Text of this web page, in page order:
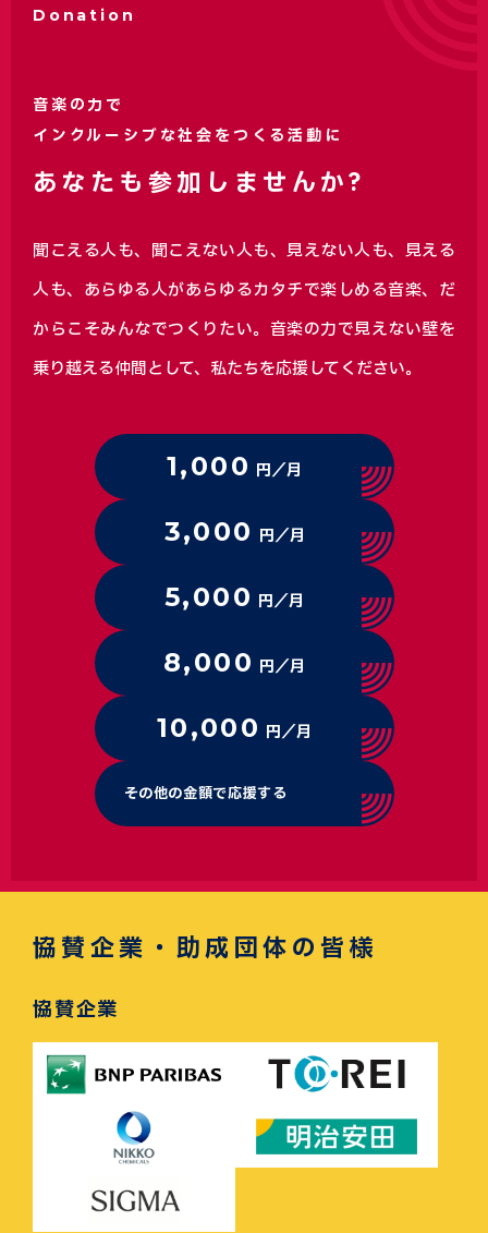
Donation
音楽の力で
インクルーシブな社会をつくる活動に
あなたも参加しませんか?
聞こえる人も、聞こえない人も、見えない人も、見える
人も、あらゆる人があらゆるカタチで楽しめる音楽、 だ
からこそみんなでつくりたい。音楽の力で見えない壁を
乗り越える仲間として、私たちを応援してください。
1,000 円／月
3,000 円／月
5,000 円／月
8,000 円／月
10,000 円／月
その他の金額で応援する
協賛企業・助成団体の皆様
協賛企業